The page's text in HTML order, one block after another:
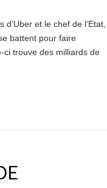
et le chef de l’Etat,
battent pour faire
ci trouve des milliards de